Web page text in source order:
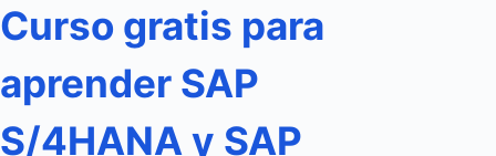
Curso gratis para
aprender SAP
S/4HANA y SAP